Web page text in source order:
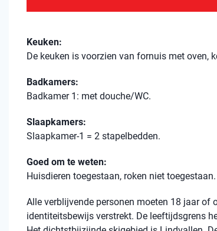
Keuken:
De keuken is voorzien van fornuis met oven,
Badkamers:
Badkamer 1: met douche/WC.
Slaapkamers:
Slaapkamer-1 = 2 stapelbedden.
Goed om te weten:
Huisdieren toegestaan, roken niet toegestaan.
Alle verblijvende personen moeten 18 jaar
identiteitsbewijs verstrekt. De leeftijdsgrens